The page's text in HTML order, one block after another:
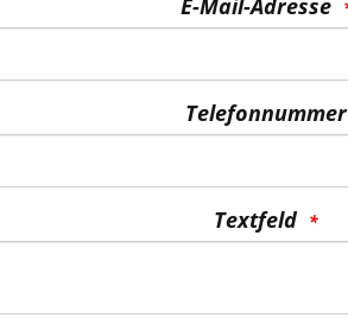
E-Mail-Adresse
Telefonnummer
Textfeld